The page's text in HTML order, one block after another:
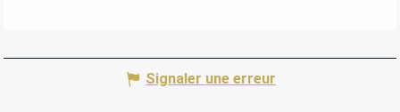
Signaler une erreur